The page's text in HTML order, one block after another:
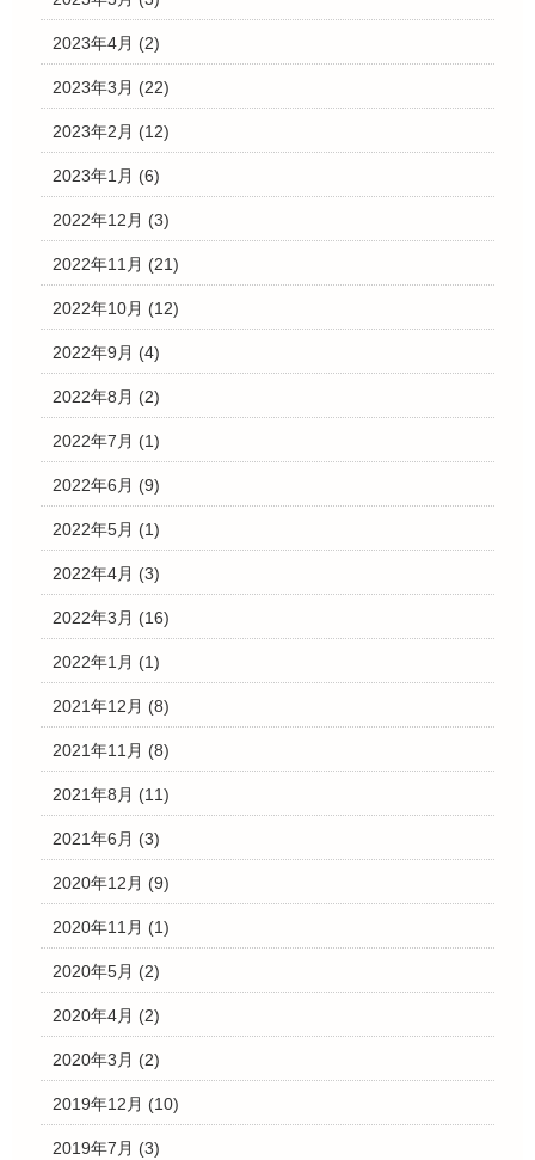
2023年4月 (2)
2023年3月 (22)
2023年2月 (12)
2023年1月 (6)
2022年12月 (3)
2022年11月 (21)
2022年10月 (12)
2022年9月 (4)
2022年8月 (2)
2022年7月 (1)
2022年6月 (9)
2022年5月 (1)
2022年4月 (3)
2022年3月 (16)
2022年1月 (1)
2021年12月 (8)
2021年11月 (8)
2021年8月 (11)
2021年6月 (3)
2020年12月 (9)
2020年11月 (1)
2020年5月 (2)
2020年4月 (2)
2020年3月 (2)
2019年12月 (10)
2019年7月 (3)